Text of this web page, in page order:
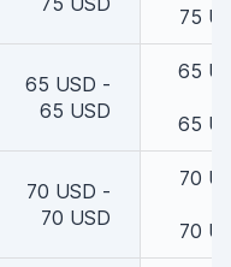
75
65 USD -
65 USD
65
65
70 USD -
70 USD
70
70